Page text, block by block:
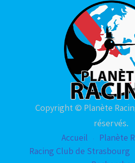
Copyright © Planète
réservés.
Accueil
Planète
Racing Club de Strasbourg